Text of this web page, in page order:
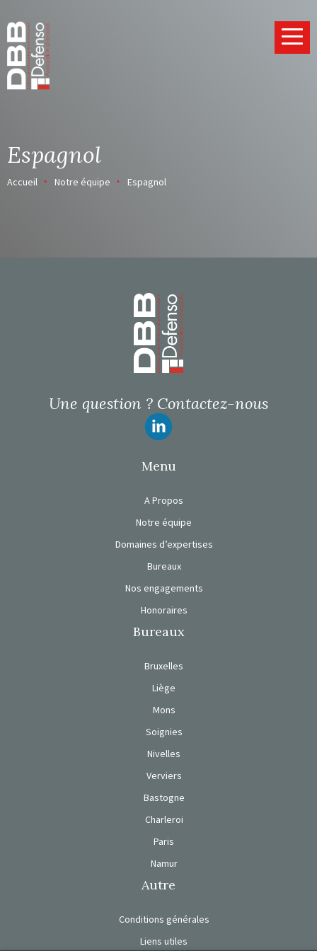
Page d’accueil
Espagnol
Accueil Notre équipe Espagnol
Page d’accueil
Une question ? Contactez-nous
Menu
A Propos
Notre équipe
Domaines d’expertises
Bureaux
Nos engagements
Honoraires
Bureaux
Bruxelles
Liège
Mons
Soignies
Nivelles
Verviers
Bastogne
Charleroi
Paris
Namur
Autre
Conditions générales
Liens utiles